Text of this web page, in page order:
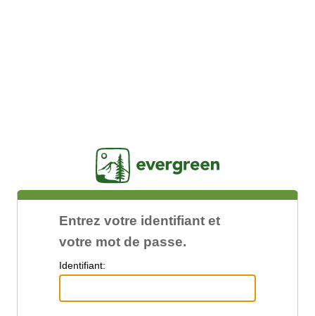
Entrez votre identifiant et
votre mot de passe.
Identifiant: